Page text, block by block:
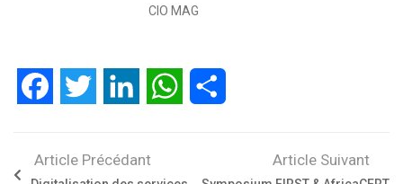
CIO MAG
FacebookTwitter LinkedIn WhatsApp
Article Précédant Article Suivant